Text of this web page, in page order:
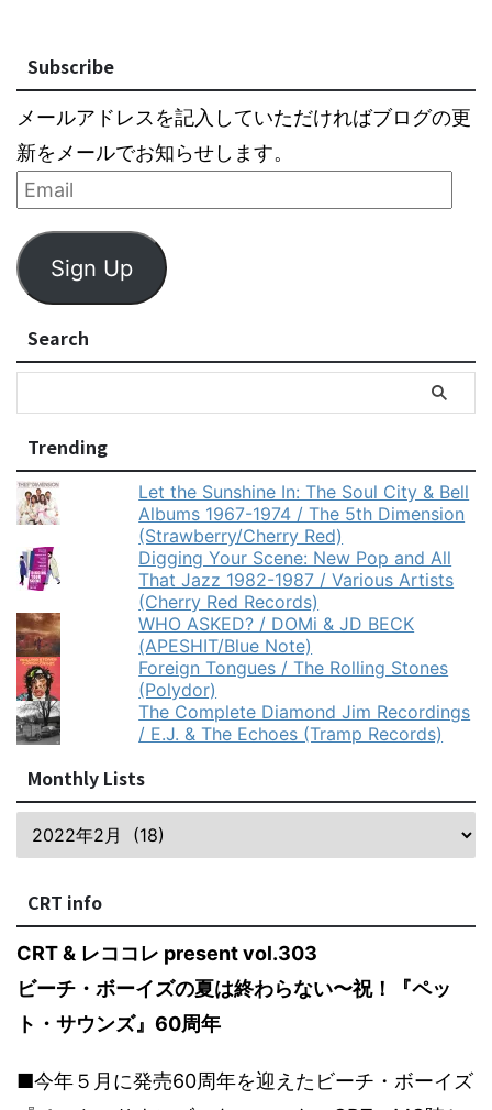
Subscribe
メールアドレスを記入していただければブログの更
新をメールでお知らせします。
Sign Up
Search
Trending
Let the Sunshine In: The Soul City & Bell
Albums 1967-1974 / The 5th Dimension
(Strawberry/Cherry Red)
Digging Your Scene: New Pop and All
That Jazz 1982-1987 / Various Artists
(Cherry Red Records)
WHO ASKED? / DOMi & JD BECK
(APESHIT/Blue Note)
Foreign Tongues / The Rolling Stones
(Polydor)
The Complete Diamond Jim Recordings
/ E.J. & The Echoes (Tramp Records)
Monthly Lists
CRT info
CRT & レココレ present vol.303
ビーチ・ボーイズの夏は終わらない〜祝！『ペッ
ト・サウンズ』60周年
■今年５月に発売60周年を迎えたビーチ・ボーイズ